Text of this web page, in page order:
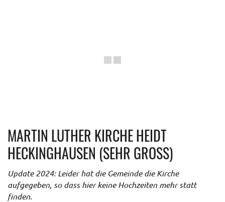
MARTIN LUTHER KIRCHE HEIDT
HECKINGHAUSEN (SEHR GROSS)
Update 2024: Leider hat die Gemeinde die Kirche
aufgegeben, so dass hier keine Hochzeiten mehr statt
finden.